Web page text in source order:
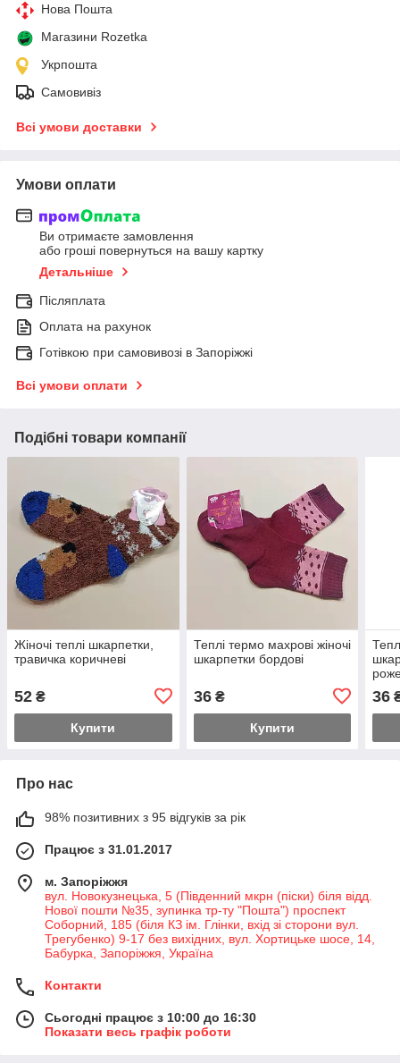
Нова Пошта
Магазини Rozetka
Укрпошта
Самовивіз
Всі умови доставки
Умови оплати
Ви отримаєте замовлення
або гроші повернуться на вашу картку
Детальніше
Післяплата
Оплата на рахунок
Готівкою при самовивозі в Запоріжжі
Всі умови оплати
Подібні товари компанії
Жіночі теплі шкарпетки,
травичка коричневі
52 ₴
Купити
Теплі термо махрові жіночі
шкарпетки бордові
36₴
Купити
36
Про нас
98% позитивних з 95 відгуків за рік
Працює з 31.01.2017
м. Запоріжжя
вул. Новокузнецька, 5 (Південний мкрн (піски) біля відд.
Нової пошти №35, зупинка тр-ту "Пошта") проспект
Соборний, 185 (біля КЗ ім. Глінки, вхід зі сторони вул.
Трегубенко) 9-17 без вихідних, вул. Хортицьке шосе, 14,
Бабурка, Запоріжжя, Україна
Контакти
Сьогодні працює з 10:00 до 16:30
Показати весь графік роботи